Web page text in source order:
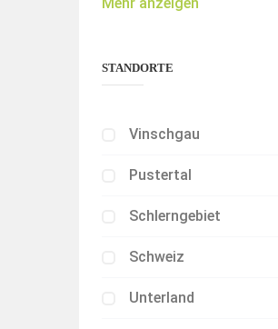
STANDORTE
Vinschgau
Pustertal
Schlerngebiet
Schweiz
Unterland